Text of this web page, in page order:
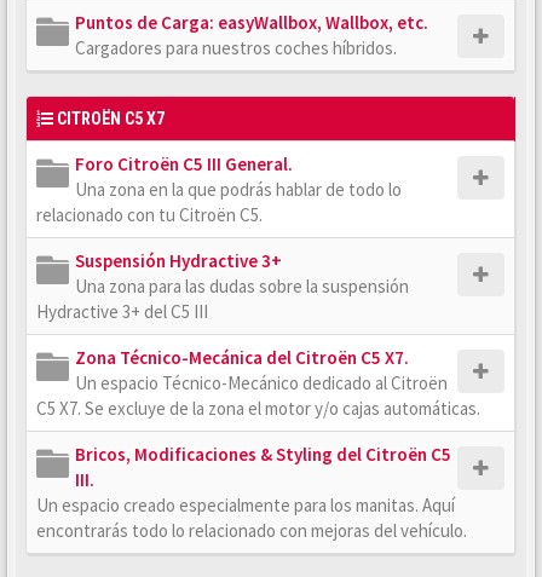
Puntos de Carga: easyWallbox, Wallbox, etc.
Cargadores para nuestros coches híbridos.
CITROËN C5 X7
Foro Citroën C5 III General.
Una zona en la que podrás hablar de todo lo
relacionado con tu Citroën C5.
Suspensión Hydractive 3+
Una zona para las dudas sobre la suspensión
Hydractive 3+ del C5 III
Zona Técnico-Mecánica del Citroën C5 X7.
Un espacio Técnico-Mecánico dedicado al Citroën
C5 X7. Se excluye de la zona el motor y/o cajas automáticas.
Bricos, Modificaciones & Styling del Citroën C5
III.
Un espacio creado especialmente para los manitas. Aquí
encontrarás todo lo relacionado con mejoras del vehículo.